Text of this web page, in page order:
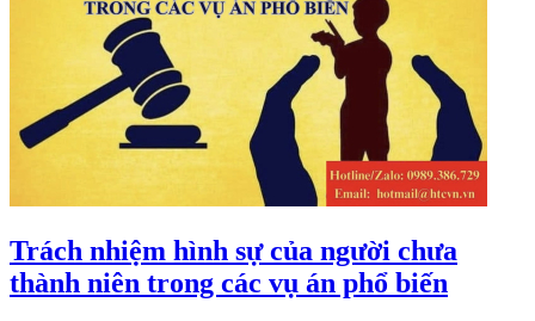
Trách nhiệm hình sự của người chưa
thành niên trong các vụ án phổ biến